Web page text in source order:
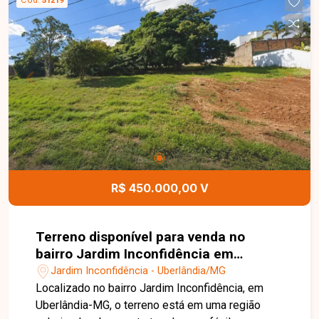
não perca a chance de garantir esse terreno.
R$ 450.000,00 V
Terreno disponível para venda no
bairro Jardim Inconfidência em
Uberlândia MG
Jardim Inconfidência - Uberlândia/MG
Localizado no bairro Jardim Inconfidência, em
Uberlândia-MG, o terreno está em uma região